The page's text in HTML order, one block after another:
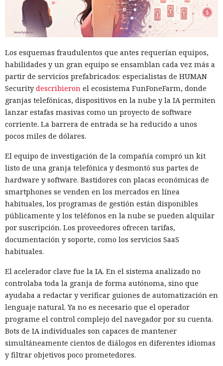
Los esquemas fraudulentos que antes requerían equipos,
habilidades y un gran equipo se ensamblan cada vez más a
partir de servicios prefabricados: especialistas de HUMAN
Security describieron el ecosistema FunFoneFarm, donde
granjas telefónicas, dispositivos en la nube y la IA permiten
lanzar estafas masivas como un proyecto de software
corriente. La barrera de entrada se ha reducido a unos
pocos miles de dólares.
El equipo de investigación de la compañía compró un kit
listo de una granja telefónica y desmontó sus partes de
hardware y software. Bastidores con placas económicas de
smartphones se venden en los mercados en línea
habituales, los programas de gestión están disponibles
públicamente y los teléfonos en la nube se pueden alquilar
por suscripción. Los proveedores ofrecen tarifas,
documentación y soporte, como los servicios SaaS
habituales.
El acelerador clave fue la IA. En el sistema analizado no
controlaba toda la granja de forma autónoma, sino que
ayudaba a redactar y verificar guiones de automatización en
lenguaje natural. Ya no es necesario que el operador
programe el control complejo del navegador por su cuenta.
Bots de IA individuales son capaces de mantener
simultáneamente cientos de diálogos en diferentes idiomas
y filtrar objetivos poco prometedores.